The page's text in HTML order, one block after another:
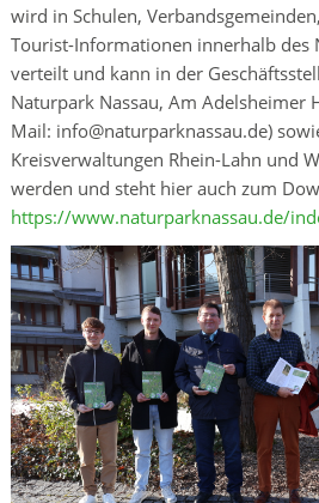
wird in Schulen,
Tourist-Informationen innerhalb des
verteilt und kann in der
Naturpark Nassau, Am Adelsheimer
Mail: info@naturparknassau.de)
Kreisverwaltungen Rhein-Lahn und
werden und steht hier auch zum
https://www.naturparknassau.de/